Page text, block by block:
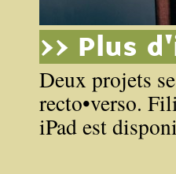
>> Plus
Deux projets
recto•verso.
iPad est